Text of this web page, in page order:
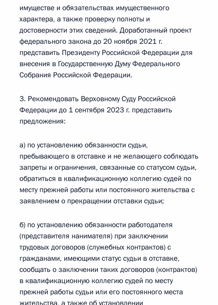
имуществе и обязательствах имущественного
характера, а также проверку полноты и
достоверности этих сведений. Доработанный проект
федерального закона до 20 ноября 2021 г.
представить Президенту Российской Федерации для
внесения в Государственную Думу Федерального
Собрания Российской Федерации.
3. Рекомендовать Верховному Суду Российской
Федерации до 1 сентября 2023 г. представить
предложения:
а) по установлению обязанности судьи,
пребывающего в отставке и не желающего соблюдать
запреты и ограничения, связанные со статусом судьи,
обратиться в квалификационную коллегию судей по
месту прежней работы или постоянного жительства с
заявлением о прекращении отставки судьи;
б) по установлению обязанности работодателя
(представителя нанимателя) при заключении
трудовых договоров (служебных контрактов) с
гражданами, имеющими статус судьи в отставке,
сообщать о заключении таких договоров (контрактов)
в квалификационную коллегию судей по месту
прежней работы судьи или его постоянного места
жительства, а также об установлении